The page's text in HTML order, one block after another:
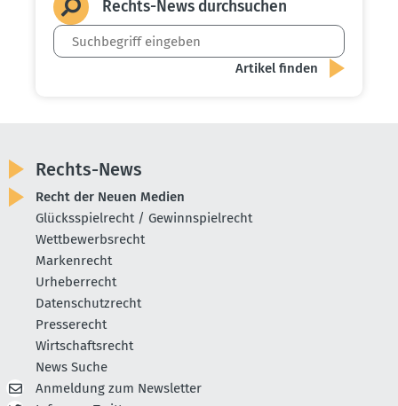
Rechts-News durch­suchen
Rechts-News
Recht der Neuen Medien
Glücksspielrecht / Gewinnspielrecht
Wettbewerbsrecht
Markenrecht
Urheberrecht
Datenschutzrecht
Presserecht
Wirtschaftsrecht
News Suche
Anmeldung zum Newsletter